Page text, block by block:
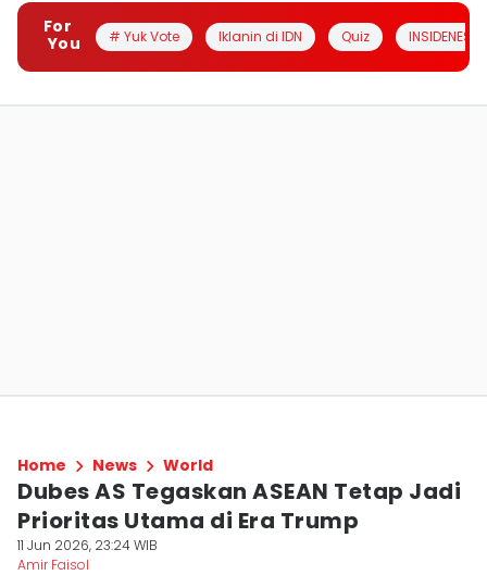
For
You
# Yuk Vote Iklanin di IDN Quiz INSIDENESIA
Home News World
Dubes AS Tegaskan ASEAN Tetap Jadi
Prioritas Utama di Era Trump
11 Jun 2026, 23:24 WIB
Amir Faisol